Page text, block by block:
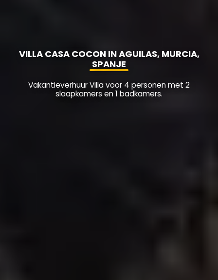
VILLA CASA COCON IN AGUILAS, MURCIA,
SPANJE
Vakantieverhuur Villa voor 4 personen met 2
slaapkamers en 1 badkamers.